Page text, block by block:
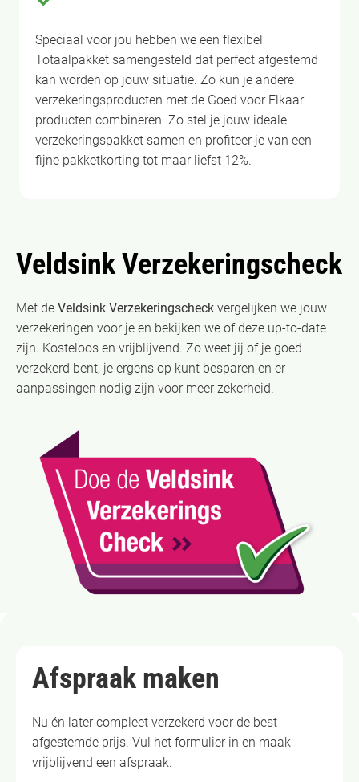
Speciaal voor jou hebben we een flexibel
Totaalpakket samengesteld dat perfect afgestemd
kan worden op jouw situatie. Zo kun je andere
verzekeringsproducten met de Goed voor Elkaar
producten combineren. Zo stel je jouw ideale
verzekeringspakket samen en profiteer je van een
fijne pakketkorting tot maar liefst 12%.
Veldsink Verzekeringscheck
Met de Veldsink Verzekeringscheck vergelijken we jouw
verzekeringen voor je en bekijken we of deze up-to-date
zijn. Kosteloos en vrijblijvend. Zo weet jij of je goed
verzekerd bent, je ergens op kunt besparen en er
aanpassingen nodig zijn voor meer zekerheid.
Afspraak maken
Nu én later compleet verzekerd voor de best
afgestemde prijs. Vul het formulier in en maak
vrijblijvend een afspraak.